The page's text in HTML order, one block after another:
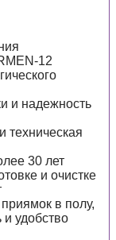
12
и надежность
техническая
30 лет
и очистке
в полу,
и удобство